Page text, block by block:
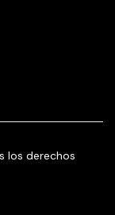
los derechos